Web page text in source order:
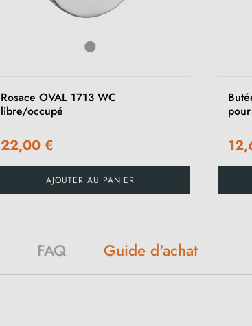
Rosace OVAL 1713 WC
libre/occupé
22,00 €
AJOUTER AU PANIER
FAQ Guide d'achat